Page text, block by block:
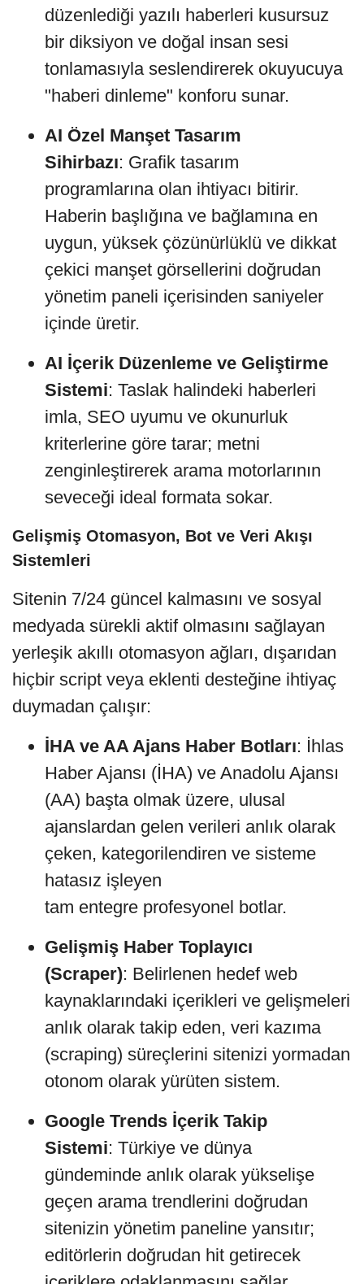
düzenlediği yazılı haberleri kusursuz
bir diksiyon ve doğal insan sesi
tonlamasıyla seslendirerek okuyucuya
"haberi dinleme" konforu sunar.
AI Özel Manşet Tasarım
Sihirbazı: Grafik tasarım
programlarına olan ihtiyacı bitirir.
Haberin başlığına ve bağlamına en
uygun, yüksek çözünürlüklü ve dikkat
çekici manşet görsellerini doğrudan
yönetim paneli içerisinden saniyeler
içinde üretir.
AI İçerik Düzenleme ve Geliştirme
Sistemi: Taslak halindeki haberleri
imla, SEO uyumu ve okunurluk
kriterlerine göre tarar; metni
zenginleştirerek arama motorlarının
seveceği ideal formata sokar.
Gelişmiş Otomasyon, Bot ve Veri Akışı
Sistemleri
Sitenin 7/24 güncel kalmasını ve sosyal
medyada sürekli aktif olmasını sağlayan
yerleşik akıllı otomasyon ağları, dışarıdan
hiçbir script veya eklenti desteğine ihtiyaç
duymadan çalışır:
İHA ve AA Ajans Haber Botları: İhlas
Haber Ajansı (İHA) ve Anadolu Ajansı
(AA) başta olmak üzere, ulusal
ajanslardan gelen verileri anlık olarak
çeken, kategorilendiren ve sisteme
hatasız işleyen
tam entegre profesyonel botlar.
Gelişmiş Haber Toplayıcı
(Scraper): Belirlenen hedef web
kaynaklarındaki içerikleri ve gelişmeleri
anlık olarak takip eden, veri kazıma
(scraping) süreçlerini sitenizi yormadan
otonom olarak yürüten sistem.
Google Trends İçerik Takip
Sistemi: Türkiye ve dünya
gündeminde anlık olarak yükselişe
geçen arama trendlerini doğrudan
sitenizin yönetim paneline yansıtır;
editörlerin doğrudan hit getirecek